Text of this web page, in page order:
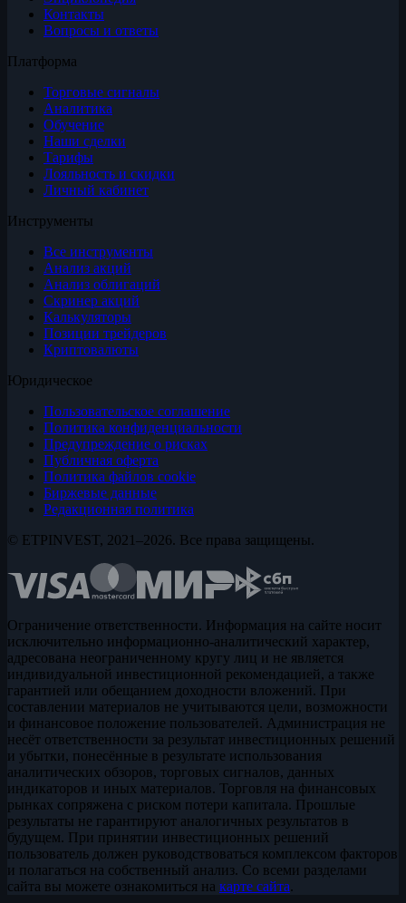
Контакты
Вопросы и ответы
Платформа
Торговые сигналы
Аналитика
Обучение
Наши сделки
Тарифы
Лояльность и скидки
Личный кабинет
Инструменты
Все инструменты
Анализ акций
Анализ облигаций
Скринер акций
Калькуляторы
Позиции трейдеров
Криптовалюты
Юридическое
Пользовательское соглашение
Политика конфиденциальности
Предупреждение о рисках
Публичная оферта
Политика файлов cookie
Биржевые данные
Редакционная политика
© ETPINVEST, 2021–2026. Все права защищены.
Ограничение ответственности. Информация на сайте носит
исключительно информационно-аналитический характер,
адресована неограниченному кругу лиц и не является
индивидуальной инвестиционной рекомендацией, а также
гарантией или обещанием доходности вложений. При
составлении материалов не учитываются цели, возможности
и финансовое положение пользователей. Администрация не
несёт ответственности за результат инвестиционных решений
и убытки, понесённые в результате использования
аналитических обзоров, торговых сигналов, данных
индикаторов и иных материалов. Торговля на финансовых
рынках сопряжена с риском потери капитала. Прошлые
результаты не гарантируют аналогичных результатов в
будущем. При принятии инвестиционных решений
пользователь должен руководствоваться комплексом факторов
и полагаться на собственный анализ. Со всеми разделами
сайта вы можете ознакомиться на карте сайта.